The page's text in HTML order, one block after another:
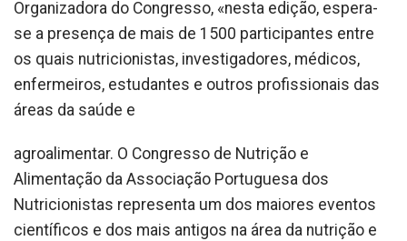
Organizadora do Congresso, «nesta edição, espera-
se a presença de mais de 1500 participantes entre
os quais nutricionistas, investigadores, médicos,
enfermeiros, estudantes e outros profissionais das
áreas da saúde e
agroalimentar. O Congresso de Nutrição e
Alimentação da Associação Portuguesa dos
Nutricionistas representa um dos maiores eventos
científicos e dos mais antigos na área da nutrição e